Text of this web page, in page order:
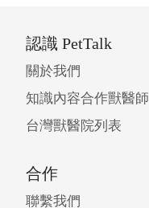
認識 PetTalk
關於我們
知識內容合作獸醫師
台灣獸醫院列表
合作
聯繫我們